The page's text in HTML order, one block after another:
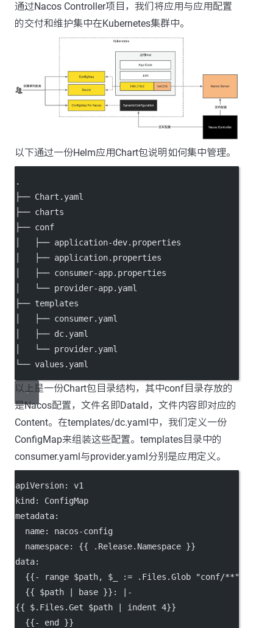
通过Nacos Controller项目，我们将应用与应用配置
的交付和维护集中在Kubernetes集群中。
以下通过一份Helm应用Chart包说明如何集中管理。
.
├── Chart.yaml
├── charts
├── conf
│   ├── application-dev.properties
│   ├── application.properties
│   ├── consumer-app.properties
│   └── provider-app.yaml
├── templates
│   ├── consumer.yaml
│   ├── dc.yaml
│   └── provider.yaml
└── values.yaml
以上是一份Chart包目录结构，其中conf目录存放的
是Nacos配置，文件名即DataId，文件内容即对应的
Content。在templates/dc.yaml中，我们定义一份
ConfigMap来组装这些配置。templates目录中的
consumer.yaml与provider.yaml分别是应用定义。
apiVersion: v1
kind : ConfigMap
metadata:
name: nacos-config
namespace: {{ .Release.Namespace }}
data:
  {{-
range $path, $_ := .Files.Glob "conf/**"
  {{
$path | base }}:
|-
{{ $.Files.Get $path | indent 4}}
  {{-
end }}